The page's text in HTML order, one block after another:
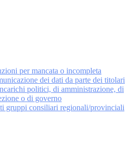
per mancata o incompleta
dei dati da parte dei titolari
politici, di amministrazione, di
o di governo
gruppi consiliari regionali/provinciali